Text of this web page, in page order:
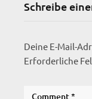
Schreibe
Deine E-Mail-
Erforderliche